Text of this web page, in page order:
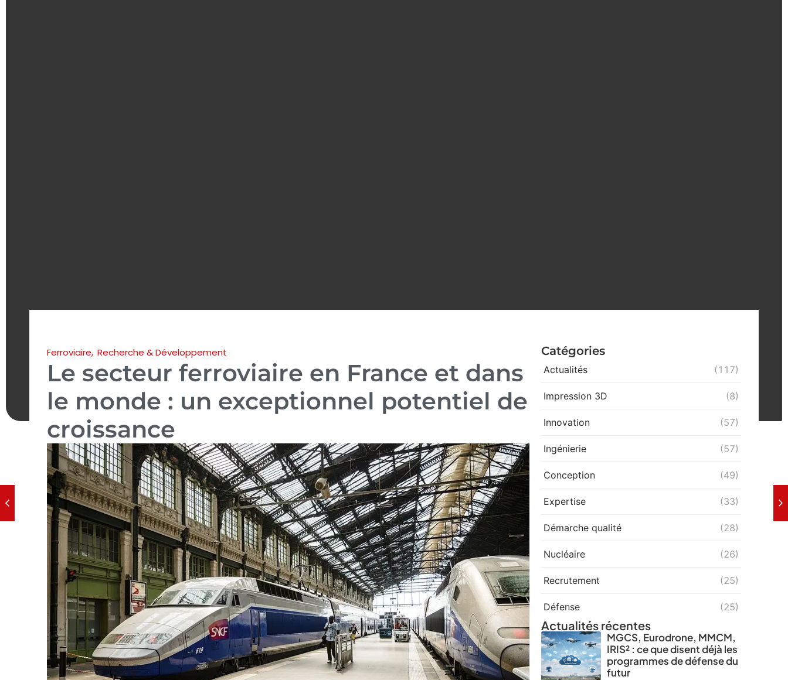
Ferroviaire, Recherche & Développement
Le secteur ferroviaire en France et dans
le monde : un exceptionnel potentiel de
croissance
Catégories
Actualités (117)
Impression 3D (8)
Innovation (57)
Ingénierie (57)
Conception (49)
Expertise (33)
Démarche qualité (28)
Nucléaire (26)
Recrutement (25)
Défense (25)
Actualités récentes
MGCS, Eurodrone, MMCM,
IRIS² : ce que disent déjà les
programmes de défense du
futur